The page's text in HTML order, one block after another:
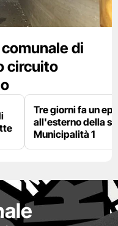
di
circuito
Tre giorni fa un
all'esterno della
Municipalità 1